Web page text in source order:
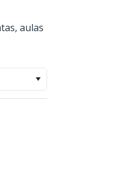
aulas